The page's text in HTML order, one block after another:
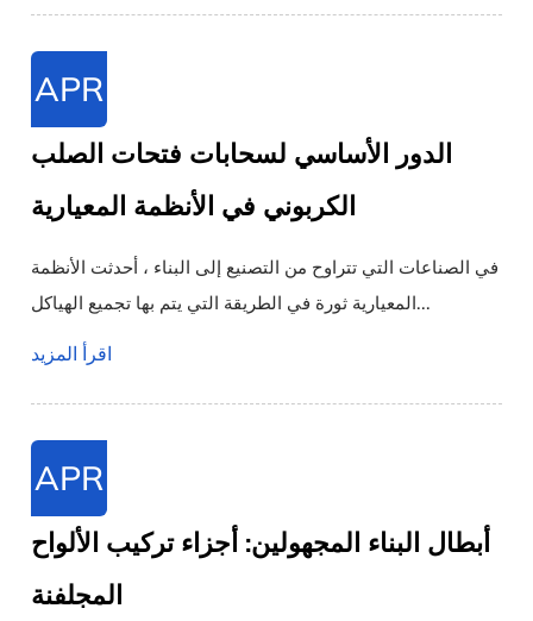
APR
الدور الأساسي لسحابات فتحات الصلب
الكربوني في الأنظمة المعيارية
في الصناعات التي تتراوح من التصنيع إلى البناء ، أحدثت الأنظمة
المعيارية ثورة في الطريقة التي يتم بها تجميع الهياكل...
اقرأ المزيد
APR
أبطال البناء المجهولين: أجزاء تركيب الألواح
المجلفنة